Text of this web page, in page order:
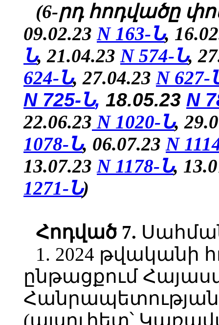
(6-րդ հոդվածը
09.02.23 N 163-Ն,
Ն, 21.04.23 N 574-Ն,
624-Ն,27.04.23 N 627-
N 725-Ն, 18.05.23 N
22.06.23 N 1020-Ն,
1078-Ն, 06.07.23 N
13.07.23 N 1178-Ն,
1271-Ն)
Հոդված 7.
1. 2024 թվականի
ընթացքում
Հանրապետության
(այսուհետ՝